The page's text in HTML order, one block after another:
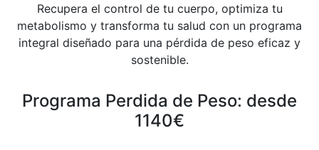
Recupera el control de tu cuerpo, optimiza tu
metabolismo y transforma tu salud con un programa
integral diseñado para una pérdida de peso eficaz y
sostenible.
Programa Perdida de Peso: desde
1140€